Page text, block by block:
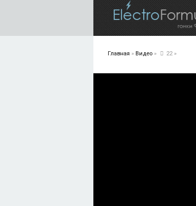
Главная » Видео » 22»